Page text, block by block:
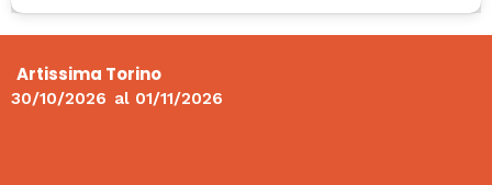
Artissima Torino
30/10/2026 al 01/11/2026